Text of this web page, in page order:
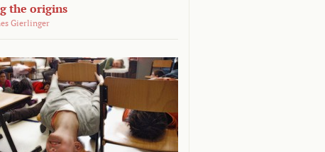
the origins
Gierlinger